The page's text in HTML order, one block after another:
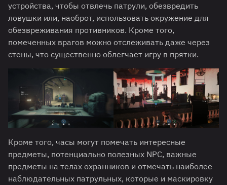
устройства, чтобы отвлечь патрули, обезвредить
ловушки или, наоброт, использовать окружение для
обезвреживания противников. Кроме того,
помеченных врагов можно отслеживать даже через
стены, что существенно облегчает игру в прятки.
Кроме того, часы могут помечать интересные
предметы, потенциально полезных NPC, важные
предметы на телах охранников и отмечать наиболее
наблюдательных патрульных, которые и маскировку